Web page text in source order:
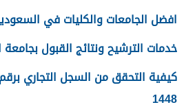
افضل الجامعات والكليات في السعودية
خدمات الترشيح ونتائج القبول بجامعة
كيفية التحقق من السجل التجاري
1448